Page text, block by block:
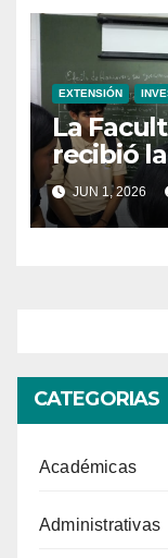
EXTENSIÓN
La
recibió
de
marco
JUN 1, 2026
CATEGORIAS
Académicas
Administrativas